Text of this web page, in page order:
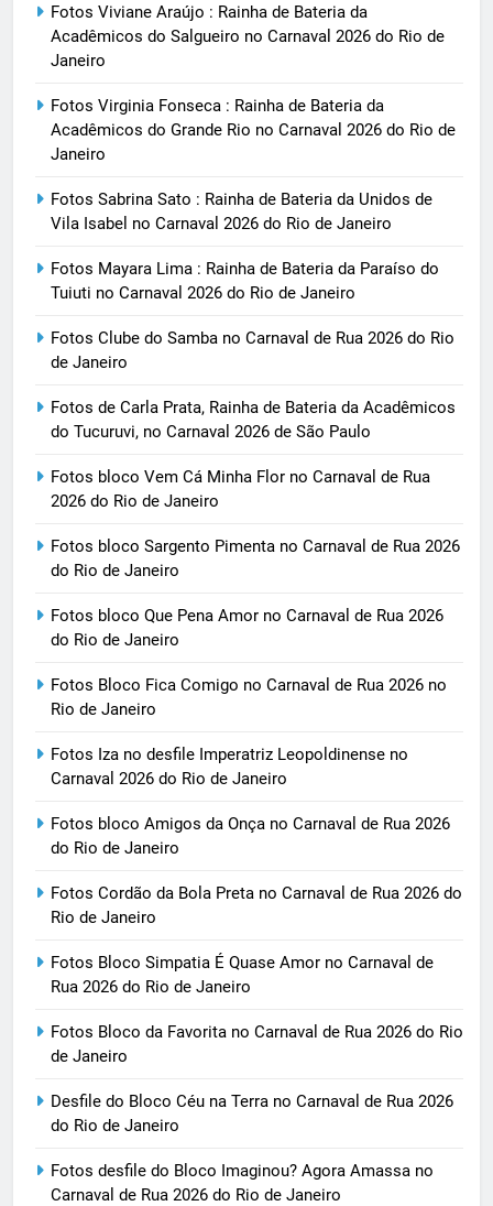
Fotos Viviane Araújo : Rainha de Bateria da
Acadêmicos do Salgueiro no Carnaval 2026 do Rio de
Janeiro
Fotos Virginia Fonseca : Rainha de Bateria da
Acadêmicos do Grande Rio no Carnaval 2026 do Rio de
Janeiro
Fotos Sabrina Sato : Rainha de Bateria da Unidos de
Vila Isabel no Carnaval 2026 do Rio de Janeiro
Fotos Mayara Lima : Rainha de Bateria da Paraíso do
Tuiuti no Carnaval 2026 do Rio de Janeiro
Fotos Clube do Samba no Carnaval de Rua 2026 do Rio
de Janeiro
Fotos de Carla Prata, Rainha de Bateria da Acadêmicos
do Tucuruvi, no Carnaval 2026 de São Paulo
Fotos bloco Vem Cá Minha Flor no Carnaval de Rua
2026 do Rio de Janeiro
Fotos bloco Sargento Pimenta no Carnaval de Rua 2026
do Rio de Janeiro
Fotos bloco Que Pena Amor no Carnaval de Rua 2026
do Rio de Janeiro
Fotos Bloco Fica Comigo no Carnaval de Rua 2026 no
Rio de Janeiro
Fotos Iza no desfile Imperatriz Leopoldinense no
Carnaval 2026 do Rio de Janeiro
Fotos bloco Amigos da Onça no Carnaval de Rua 2026
do Rio de Janeiro
Fotos Cordão da Bola Preta no Carnaval de Rua 2026 do
Rio de Janeiro
Fotos Bloco Simpatia É Quase Amor no Carnaval de
Rua 2026 do Rio de Janeiro
Fotos Bloco da Favorita no Carnaval de Rua 2026 do Rio
de Janeiro
Desfile do Bloco Céu na Terra no Carnaval de Rua 2026
do Rio de Janeiro
Fotos desfile do Bloco Imaginou? Agora Amassa no
Carnaval de Rua 2026 do Rio de Janeiro